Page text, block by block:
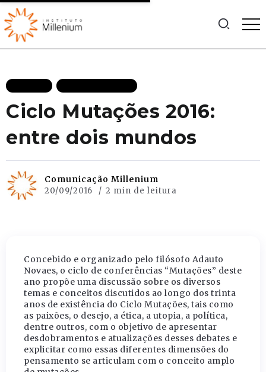
Ciclo Mutações 2016:
entre dois mundos
Comunicação Millenium
20/09/2016 2 min de leitura
Concebido e organizado pelo filósofo Adauto
Novaes, o ciclo de conferências “Mutações” deste
ano propõe uma discussão sobre os diversos
temas e conceitos discutidos ao longo dos trinta
anos de existência do Ciclo Mutações, tais como
as paixões, o desejo, a ética, a utopia, a política,
dentre outros, com o objetivo de apresentar
desdobramentos e atualizações desses debates e
explicitar como essas diferentes dimensões do
pensamento se articulam com o conceito amplo